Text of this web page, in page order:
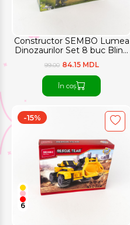
Constructor SEMBO Lumea
Dinozaurilor Set 8 buc Blind
Box (205103)
99.00 84.15 MDL
În coș
-15%
6